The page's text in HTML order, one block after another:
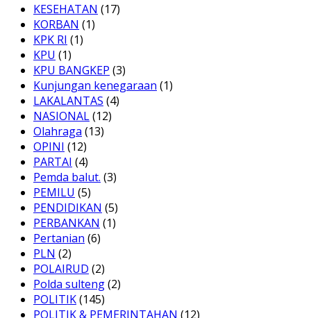
KESEHATAN (17)
KORBAN (1)
KPK RI (1)
KPU (1)
KPU BANGKEP (3)
Kunjungan kenegaraan (1)
LAKALANTAS (4)
NASIONAL(12)
Olahraga (13)
OPINI (12)
PARTAI (4)
Pemda balut. (3)
PEMILU (5)
PENDIDIKAN (5)
PERBANKAN (1)
Pertanian (6)
PLN (2)
POLAIRUD (2)
Polda sulteng(2)
POLITIK(145)
POLITIK & PEMERINTAHAN (12)